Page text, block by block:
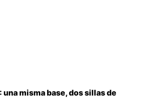
misma base, dos sillas de